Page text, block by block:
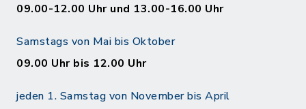
09.00-12.00 Uhr und 13.00-16.00 Uhr
Samstags von Mai bis Oktober
09.00 Uhr bis 12.00 Uhr
jeden 1. Samstag von November bis April